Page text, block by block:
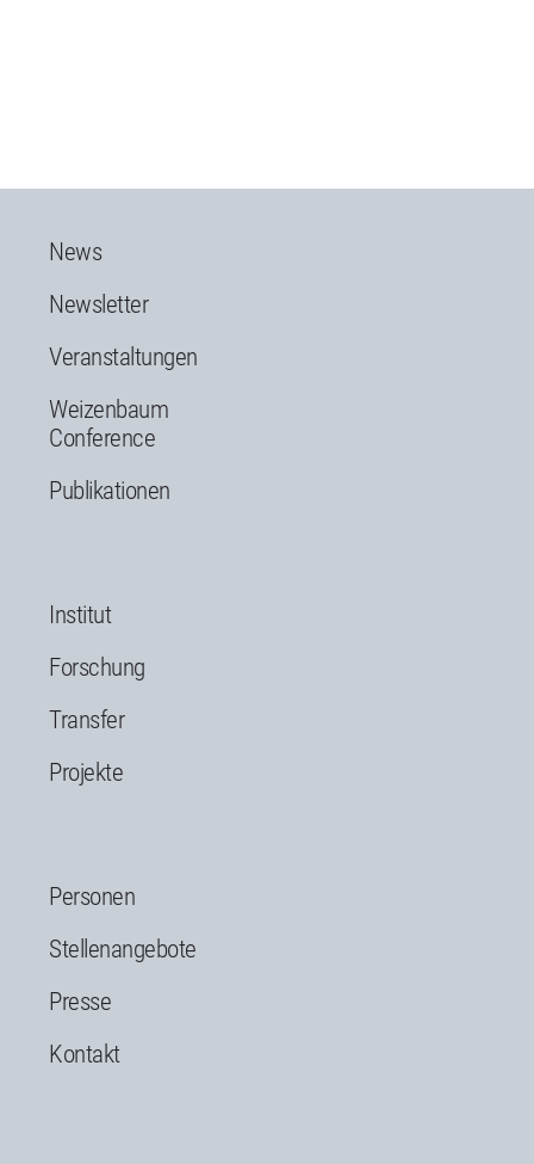
News
Newsletter
Veranstaltungen
Weizenbaum
Conference
Publikationen
Institut
Forschung
Transfer
Projekte
Personen
Stellenangebote
Presse
Kontakt